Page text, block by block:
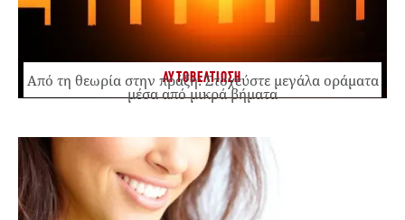
ΑΥΤΟΒΕΛΤΙΩΣΗ
Από τη θεωρία στην πράξη: Στοχεύστε μεγάλα οράματα
μέσα από μικρά βήματα